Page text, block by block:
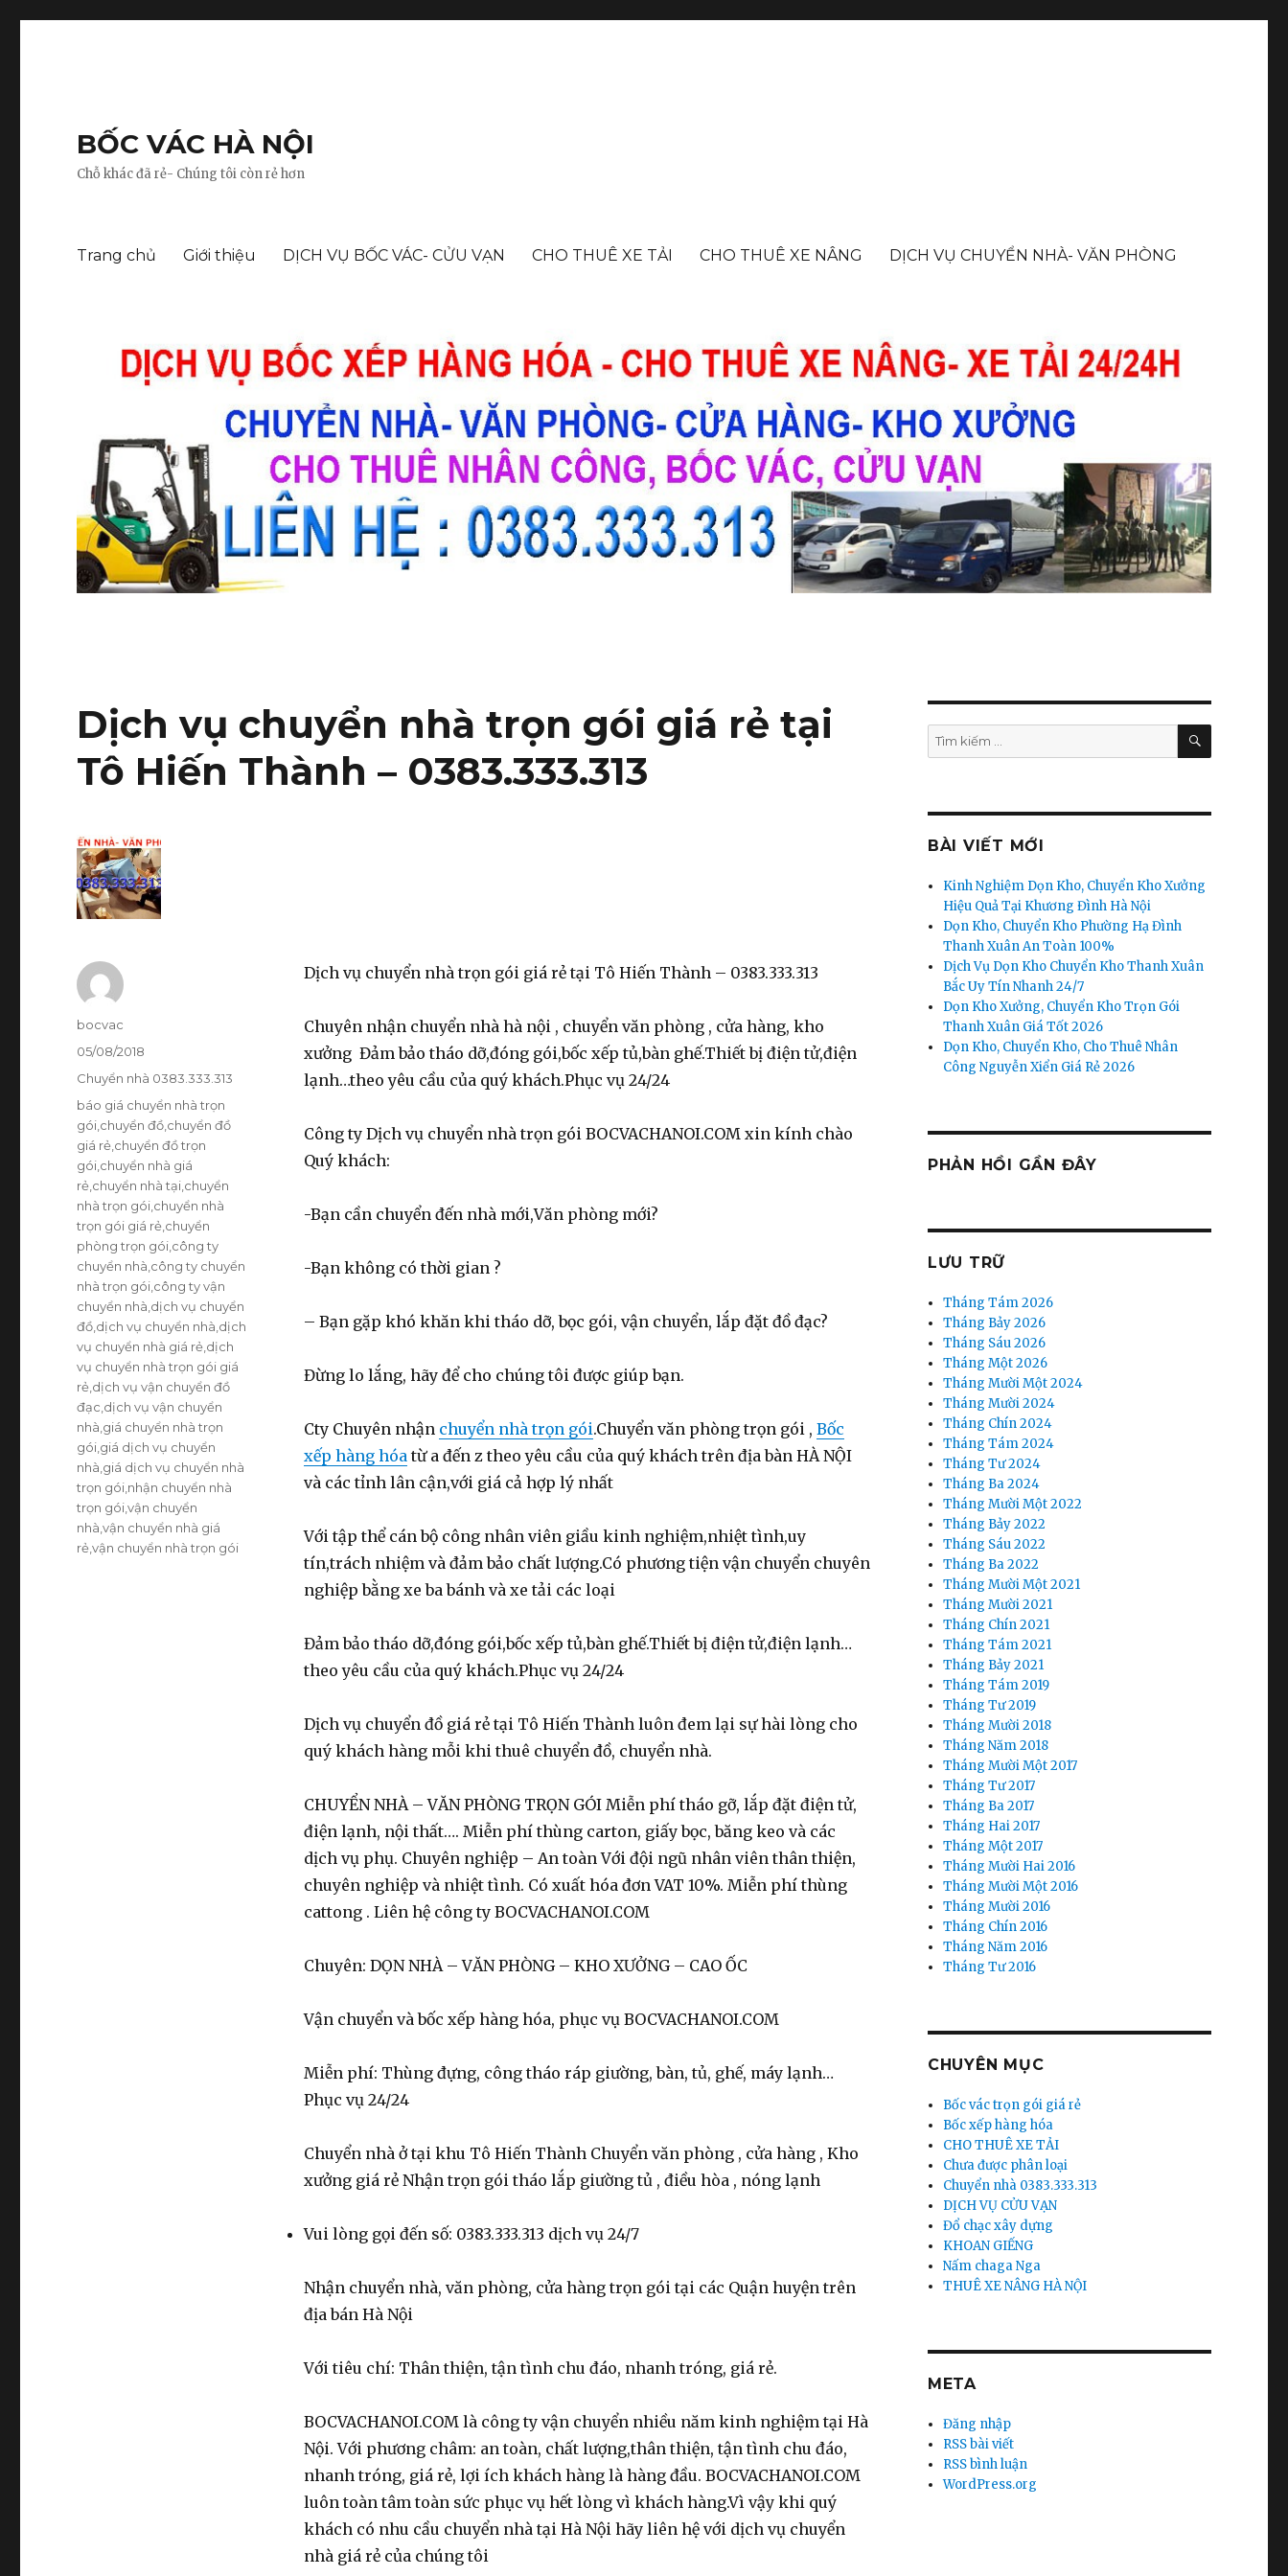
BỐC VÁC HÀ NỘI
Chỗ khác đã rẻ- Chúng tôi còn rẻ hơn
Trang chủ Giới thiệu DỊCH VỤ BỐC VÁC- CỬU VẠN CHO THUÊ XE TẢI CHO THUÊ XE NÂNG DỊCH VỤ CHUYỂN NHÀ- VĂN PHÒNG
Dịch vụ chuyển nhà trọn gói giá rẻ tại
Tô Hiến Thành – 0383.333.313
Dịch vụ chuyển nhà trọn gói giá rẻ tại Tô Hiến Thành – 0383.333.313
Chuyên nhận chuyển nhà hà nội , chuyển văn phòng , cửa hàng, kho
xưởng Đảm bảo tháo dỡ,đóng gói,bốc xếp tủ,bàn ghế.Thiết bị điện tử,điện
lạnh…theo yêu cầu của quý khách.Phục vụ 24/24
Công ty Dịch vụ chuyển nhà trọn gói BOCVACHANOI.COM xin kính chào
Quý khách:
-Bạn cần chuyển đến nhà mới,Văn phòng mới?
-Bạn không có thời gian ?
– Bạn gặp khó khăn khi tháo dỡ, bọc gói, vận chuyển, lắp đặt đồ đạc?
Đừng lo lắng, hãy để cho chúng tôi được giúp bạn.
Cty Chuyên nhận chuyển nhà trọn gói.Chuyển văn phòng trọn gói , Bốc
xếp hàng hóatừ a đến z theo yêu cầu của quý khách trên địa bàn HÀ NỘI
và các tỉnh lân cận,với giá cả hợp lý nhất
Với tập thể cán bộ công nhân viên giầu kinh nghiệm,nhiệt tình,uy
tín,trách nhiệm và đảm bảo chất lượng.Có phương tiện vận chuyển chuyên
nghiệp bằng xe ba bánh và xe tải các loại
Đảm bảo tháo dỡ,đóng gói,bốc xếp tủ,bàn ghế.Thiết bị điện tử,điện lạnh…
theo yêu cầu của quý khách.Phục vụ 24/24
Dịch vụ chuyển đồ giá rẻ tại Tô Hiến Thành luôn đem lại sự hài lòng cho
quý khách hàng mỗi khi thuê chuyển đồ, chuyển nhà.
CHUYỂN NHÀ – VĂN PHÒNG TRỌN GÓI Miễn phí tháo gỡ, lắp đặt điện tử,
điện lạnh, nội thất…. Miễn phí thùng carton, giấy bọc, băng keo và các
dịch vụ phụ. Chuyên nghiệp – An toàn Với đội ngũ nhân viên thân thiện,
chuyên nghiệp và nhiệt tình. Có xuất hóa đơn VAT 10%. Miễn phí thùng
cattong . Liên hệ công ty BOCVACHANOI.COM
Chuyên: DỌN NHÀ – VĂN PHÒNG – KHO XƯỞNG – CAO ỐC
Vận chuyển và bốc xếp hàng hóa, phục vụ BOCVACHANOI.COM
Miễn phí: Thùng đựng, công tháo ráp giường, bàn, tủ, ghế, máy lạnh…
Phục vụ 24/24
Chuyển nhà ở tại khu Tô Hiến Thành Chuyển văn phòng , cửa hàng , Kho
xưởng giá rẻ Nhận trọn gói tháo lắp giường tủ , điều hòa , nóng lạnh
Vui lòng gọi đến số: 0383.333.313 dịch vụ 24/7
Nhận chuyển nhà, văn phòng, cửa hàng trọn gói tại các Quận huyện trên
địa bán Hà Nội
Với tiêu chí: Thân thiện, tận tình chu đáo, nhanh tróng, giá rẻ.
BOCVACHANOI.COM là công ty vận chuyển nhiều năm kinh nghiệm tại Hà
Nội. Với phương châm: an toàn, chất lượng,thân thiện, tận tình chu đáo,
nhanh tróng, giá rẻ, lợi ích khách hàng là hàng đầu. BOCVACHANOI.COM
luôn toàn tâm toàn sức phục vụ hết lòng vì khách hàng.Vì vậy khi quý
khách có nhu cầu chuyển nhà tại Hà Nội hãy liên hệ với dịch vụ chuyển
nhà giá rẻ của chúng tôi
Tác
giả
bocvac
Đăng
vào
05/08/2018
Danh
mục
Chuyển nhà 0383.333.313
Thẻ
báo giá chuyển nhà trọn
gói chuyển đồ chuyển đồ
giá rẻ chuyển đồ trọn
gói chuyển nhà giá
rẻ chuyển nhà tại chuyển
nhà trọn gói chuyển nhà
trọn gói giá rẻ chuyển
phòng trọn gói công ty
chuyển nhà công ty chuyển
nhà trọn gói công ty vận
chuyển nhà dịch vụ chuyển
đồ dịch vụ chuyển nhà dịch
vụ chuyển nhà giá rẻ dịch
vụ chuyển nhà trọn gói giá
rẻ dịch vụ vận chuyển đồ
đạc dịch vụ vận chuyển
nhà giá chuyển nhà trọn
gói giá dịch vụ chuyển
nhà giá dịch vụ chuyển nhà
trọn gói nhận chuyển nhà
trọn gói,vận chuyển
nhà ,vận chuyển nhà giá
rẻ,vận chuyển nhà trọn gói
Tìm
kiếm:
TÌM
BÀI VIẾT MỚI
Kinh Nghiệm Dọn Kho, Chuyển Kho Xưởng
Hiệu Quả Tại Khương Đình Hà Nội
Dọn Kho, Chuyển Kho Phường Hạ Đình
Thanh Xuân An Toàn 100%
Dịch Vụ Dọn Kho Chuyển Kho Thanh Xuân
Bắc Uy Tín Nhanh 24/7
Dọn Kho Xưởng, Chuyển Kho Trọn Gói
Thanh Xuân Giá Tốt 2026
Dọn Kho, Chuyển Kho, Cho Thuê Nhân
Công Nguyễn Xiển Giá Rẻ 2026
PHẢN HỒI GẦN ĐÂY
LƯU TRỮ
Tháng Tám 2026
Tháng Bảy 2026
Tháng Sáu 2026
Tháng Một 2026
Tháng Mười Một 2024
Tháng Mười 2024
Tháng Chín 2024
Tháng Tám 2024
Tháng Tư 2024
Tháng Ba 2024
Tháng Mười Một 2022
Tháng Bảy 2022
Tháng Sáu 2022
Tháng Ba 2022
Tháng Mười Một 2021
Tháng Mười 2021
Tháng Chín 2021
Tháng Tám 2021
Tháng Bảy 2021
Tháng Tám 2019
Tháng Tư 2019
Tháng Mười 2018
Tháng Năm 2018
Tháng Mười Một 2017
Tháng Tư 2017
Tháng Ba 2017
Tháng Hai 2017
Tháng Một 2017
Tháng Mười Hai 2016
Tháng Mười Một 2016
Tháng Mười 2016
Tháng Chín 2016
Tháng Năm 2016
Tháng Tư 2016
CHUYÊN MỤC
Bốc vác trọn gói giá rẻ
Bốc xếp hàng hóa
CHO THUÊ XE TẢI
Chưa được phân loại
Chuyển nhà 0383.333.313
DỊCH VỤ CỬU VẠN
Đổ chạc xây dựng
KHOAN GIẾNG
Nấm chaga Nga
THUÊ XE NÂNG HÀ NỘI
META
Đăng nhập
RSS bài viết
RSS bình luận
WordPress.org